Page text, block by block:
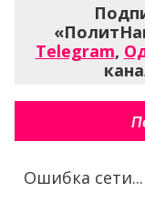
Telegram,
Ошибка сети...